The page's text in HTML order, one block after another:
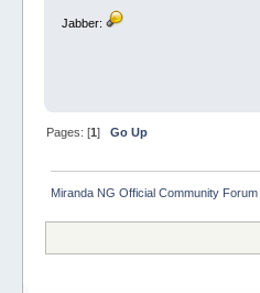
Jabber:
Pages: [1]Go Up
Miranda NG Official Community Forum